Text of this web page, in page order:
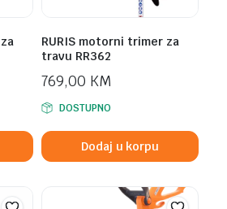
RURIS motorni trimer za
travu RR362
769,00 KM
DOSTUPNO
Dodaj u korpu